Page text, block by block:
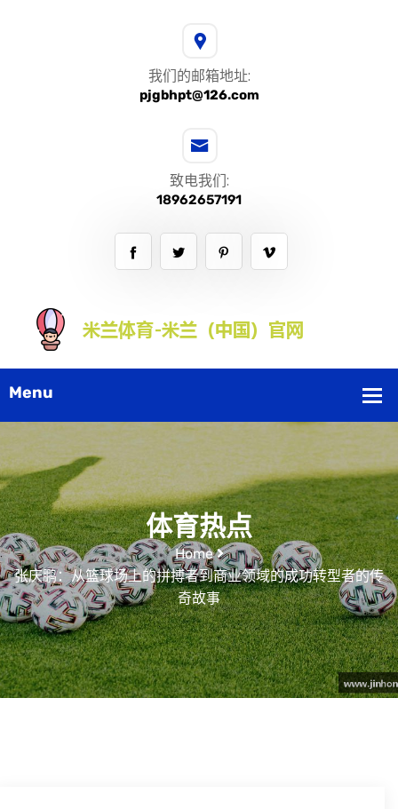
我们的邮箱地址:
pjgbhpt@126.com
致电我们:
18962657191
体育热点
Home
张庆鹏：从篮球场上的拼搏者到商业领域的成功转型者的传
奇故事